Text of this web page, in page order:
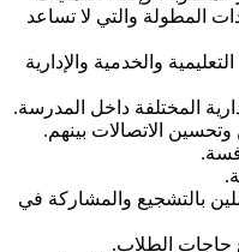
المطولة والتي لا تساعد
والخدمية والإدارية
المختلفة داخل المدرسة.
وتحسين الاتصالات بينهم.
بالتشجيع والمشاركة في
حاجات الطلاب.